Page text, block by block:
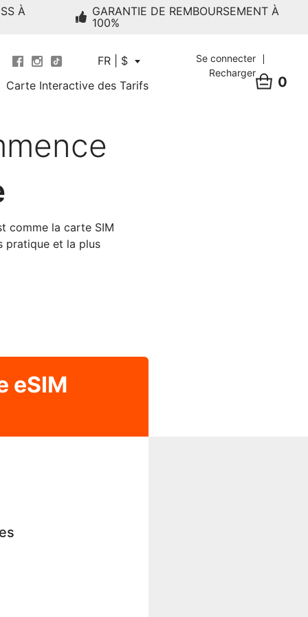
À
GARANTIE DE REMBOURSEMENT À
100%
FR | $
Carte Interactive des Tarifs
0
Se connecter
Recharger
comme la carte SIM
pratique et la plus
eSIM